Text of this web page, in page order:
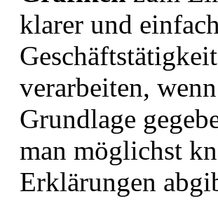
klarer und
verarbeiten,
Grundlage
man möglichst
Erklärungen